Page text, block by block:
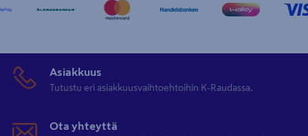
Asiakkuus
Tutustu eri asiakkuusvaihtoehtoihin K-Raudassa.
Ota yhteyttä